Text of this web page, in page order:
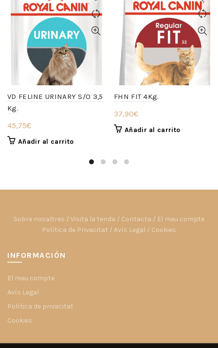
VD FELINE URINARY S/O 3,5
Kg.
45,75€
Añadir al carrito
FHN FIT 4Kg.
37,90€
Añadir al carrito
Sobre nosaltres / Visita la tenda / Contacta / El meu compte
Política de Privacitat / Avís Legal / Cookies
INFORMACIÓN
El meu compte
Avís Legal
Política de privacitat
Cookies